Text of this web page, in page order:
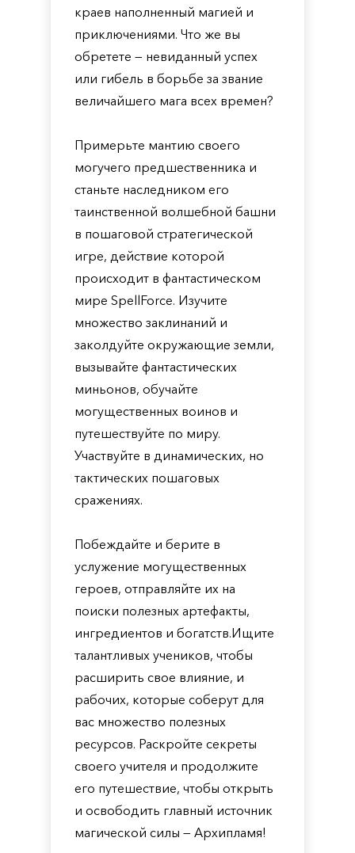
краев наполненный магией и
приключениями. Что же вы
обретете — невиданный успех
или гибель в борьбе за звание
величайшего мага всех времен?
Примерьте мантию своего
могучего предшественника и
станьте наследником его
таинственной волшебной башни
в пошаговой стратегической
игре, действие которой
происходит в фантастическом
мире SpellForce. Изучите
множество заклинаний и
заколдуйте окружающие земли,
вызывайте фантастических
миньонов, обучайте
могущественных воинов и
путешествуйте по миру.
Участвуйте в динамических, но
тактических пошаговых
сражениях.
Побеждайте и берите в
услужение могущественных
героев, отправляйте их на
поиски полезных артефакты,
ингредиентов и богатств.Ищите
талантливых учеников, чтобы
расширить свое влияние, и
рабочих, которые соберут для
вас множество полезных
ресурсов. Раскройте секреты
своего учителя и продолжите
его путешествие, чтобы открыть
и освободить главный источник
магической силы — Архипламя!